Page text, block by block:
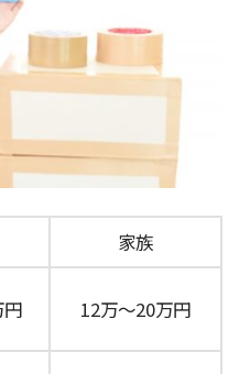
家族
12万～20万円